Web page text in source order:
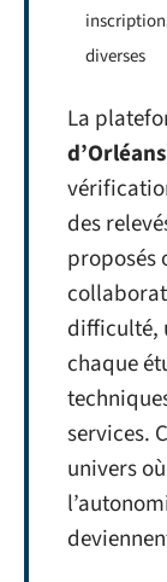
diverses
La
d’Orléans
des
proposés
difficulté,
chaque
services.
univers